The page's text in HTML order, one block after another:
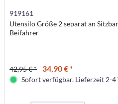
919161
Utensilo Größe 2 separat an
Beifahrer
42,95 € * 34,90 € *
Sofort verfügbar. Lieferzeit 2-4